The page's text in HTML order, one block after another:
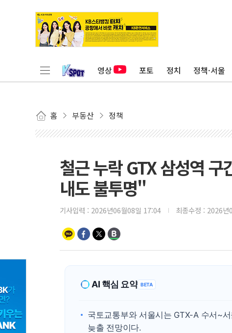
영상 포토 정치 정책·서울
홈 부동산 정책
철근 누락 GTX 삼성역
내도 불투명"
기사입력 : 2026년06월08일 17:04 최종수정 : 2026년
AI 핵심 요약 BETA
국토교통부와 서울시는 GTX-A 수서~
늦출 전망이다.